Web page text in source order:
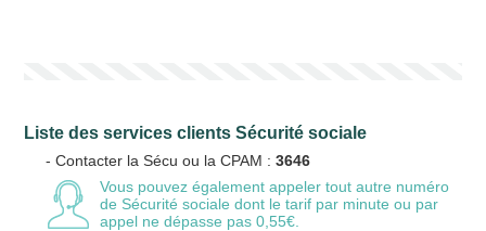
Liste des services clients Sécurité sociale
- Contacter la Sécu ou la CPAM :3646
Vous pouvez également appeler tout autre numéro
de Sécurité sociale dont le tarif par minute ou par
appel ne dépasse pas 0,55€.